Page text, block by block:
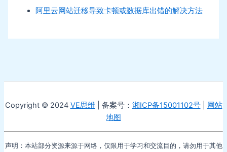
阿里云网站迁移导致卡顿或数据库出错的解决方法
Copyright © 2024 VE思维 | 备案号： 湘ICP备15001102号| 网站
地图
声明：本站部分资源来源于网络，仅限用于学习和交流目的，请勿用于其他